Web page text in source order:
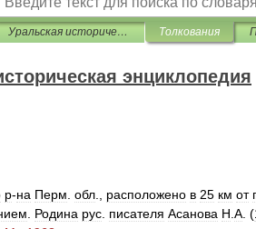
Уральская историческая энциклопедия Толкования
энциклопедия
р-на Перм обл расположено в 25 км от г.
Родина рус писателя Асанова Н А . (